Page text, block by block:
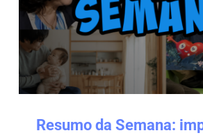
Resumo da Semana: